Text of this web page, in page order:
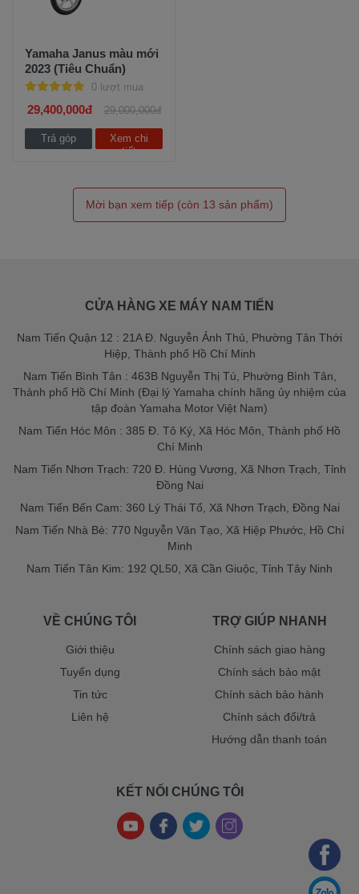
Yamaha Janus màu mới
2023 (Tiêu Chuẩn)
0 lượt mua
29,400,000đ 29,000,000đ
Trả góp
Xem chi
tiết
CỬA HÀNG XE MÁY NAM TIẾN
Nam Tiến Quận 12 : 21A Đ. Nguyễn Ảnh Thủ, Phường Tân Thới
Hiệp, Thành phố Hồ Chí Minh
Nam Tiến Bình Tân : 463B Nguyễn Thị Tú, Phường Bình Tân,
Thành phố Hồ Chí Minh (Đại lý Yamaha chính hãng ủy nhiệm của
tập đoàn Yamaha Motor Việt Nam)
Nam Tiến Hóc Môn : 385 Đ. Tô Ký, Xã Hóc Môn, Thành phố Hồ
Chí Minh
Nam Tiến Nhơn Trạch: 720 Đ. Hùng Vương, Xã Nhơn Trạch, Tỉnh
Đồng Nai
Nam Tiến Bến Cam: 360 Lý Thái Tổ, Xã Nhơn Trạch, Đồng Nai
Nam Tiến Nhà Bè: 770 Nguyễn Văn Tạo, Xã Hiệp Phước, Hồ Chí
Minh
Nam Tiến Tân Kim: 192 QL50, Xã Cần Giuộc, Tỉnh Tây Ninh
VỀ CHÚNG TÔI
Giới thiệu
Tuyển dụng
Tin tức
Liên hệ
TRỢ GIÚP NHANH
Chính sách giao hàng
Chính sách bảo mật
Chính sách bảo hành
Chính sách đổi/trả
Hướng dẫn thanh toán
KẾT NỐI CHÚNG TÔI